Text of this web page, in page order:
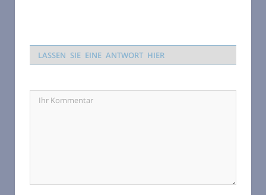
LASSEN SIE EINE ANTWORT HIER